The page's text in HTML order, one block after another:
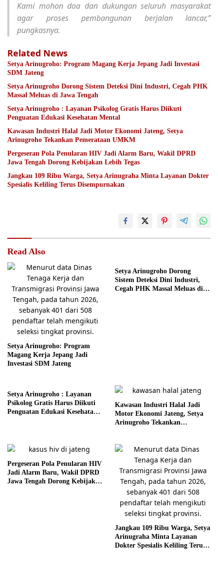
Kami mohon doa dan dukungan seluruh masyarakat
agar proses pembangunan berjalan lancar,”
pungkasnya.
Related News
Setya Arinugroho: Program Magang Kerja Jepang Jadi Investasi
SDM Jateng
Setya Arinugroho Dorong Sistem Deteksi Dini Industri, Cegah PHK
Massal Meluas di Jawa Tengah
Setya Arinugroho : Layanan Psikolog Gratis Harus Diikuti
Penguatan Edukasi Kesehatan Mental
Kawasan Industri Halal Jadi Motor Ekonomi Jateng, Setya
Arinugroho Tekankan Pemerataan UMKM
Pergeseran Pola Penularan HIV Jadi Alarm Baru, Wakil DPRD
Jawa Tengah Dorong Kebijakan Lebih Tegas
Jangkau 109 Ribu Warga, Setya Arinugraha Minta Layanan Dokter
Spesialis Keliling Terus Disempurnakan
Read Also
Setya Arinugroho: Program
Magang Kerja Jepang Jadi
Investasi SDM Jateng
Setya Arinugroho Dorong
Sistem Deteksi Dini Industri,
Cegah PHK Massal Meluas di
Setya Arinugroho : Layanan
Psikolog Gratis Harus Diikuti
Penguatan Edukasi Kesehatan
Kawasan Industri Halal Jadi
Motor Ekonomi Jateng, Setya
Arinugroho Tekankan
Pergeseran Pola Penularan HIV
Jadi Alarm Baru, Wakil DPRD
Jawa Tengah Dorong Kebijakan
Jangkau 109 Ribu Warga, Setya
Arinugraha Minta Layanan
Dokter Spesialis Keliling Terus